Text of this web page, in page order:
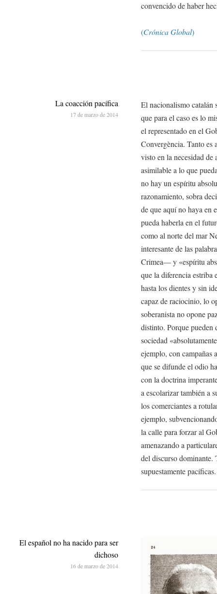
convencido de haber
(Crónica Global)
El nacionalismo catalán
que para el caso es lo
el representado en el
Convergència. Tanto es
visto en la necesidad de
asimilable a lo que
no hay un espíritu
razonamiento, sobra
de que aquí no haya en
pueda haberla en el
como al norte del mar
interesante de las
Crimea— y «espíritu
que la diferencia estriba
hasta los dientes y sin
capaz de raciocinio, lo
soberanista no opone
distinto. Porque pueden
sociedad
ejemplo, con campañas
que se difunde el odio
con la doctrina
a escolarizar también a
los comerciantes a
ejemplo,
la calle para forzar al
amenazando a
del discurso dominante.
supuestamente
La coacción pacífica
17 de marzo de 2014
El español no ha nacido para ser
dichoso
16 de marzo de 2014